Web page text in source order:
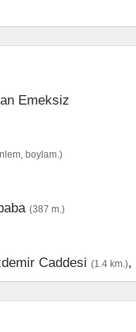
boylam.)
(387 m.)
Caddesi (1.4 km.),